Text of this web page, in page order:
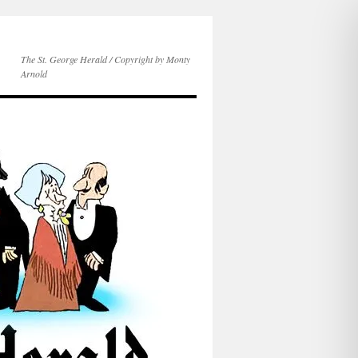
The St. George Herald / Copyright by Monty
Arnold